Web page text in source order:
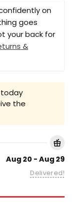
on
goes
your back for
&
today
the
Aug 20 - Aug 29
Delivered!